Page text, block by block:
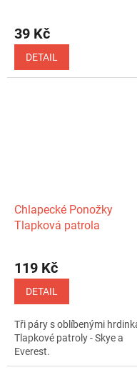
39 Kč
DETAIL
Chlapecké Ponožky
Tlapková patrola
119 Kč
DETAIL
Tři páry s oblíbenými
Tlapkové patroly - Skye a
Everest.